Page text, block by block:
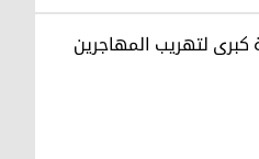
لتهريب المهاجرين